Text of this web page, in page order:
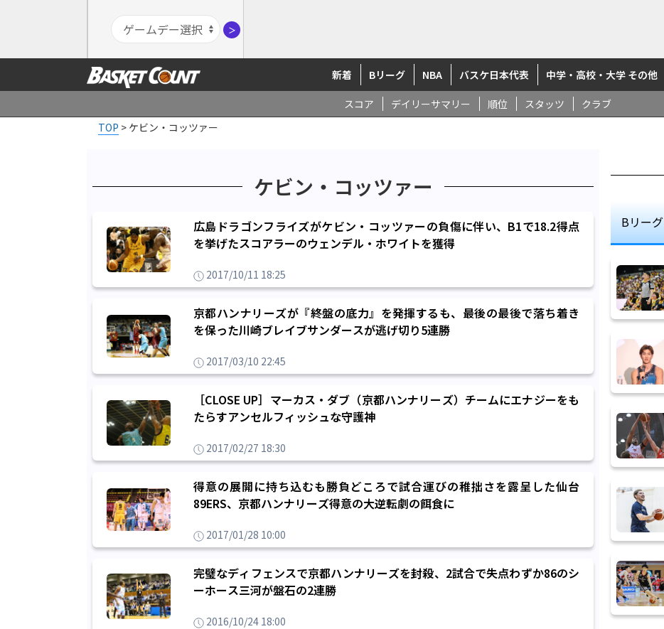
＞
新着 Bリーグ NBA バスケ日本代表 中学・高校・大学 その他
スコア デイリーサマリー 順位 スタッツ
クラブ
TOP > ケビン・コッツァー
ケビン・コッツァー
広島ドラゴンフライズがケビン・コッツァーの負傷に伴い、B1で18.2得点
を挙げたスコアラーのウェンデル・ホワイトを獲得
2017/10/11 18:25
京都ハンナリーズが『終盤の底力』を発揮するも、最後の最後で落ち着き
を保った川崎ブレイブサンダースが逃げ切り5連勝
2017/03/10 22:45
［CLOSE UP］マーカス・ダブ（京都ハンナリーズ）チームにエナジーをも
たらすアンセルフィッシュな守護神
2017/02/27 18:30
得意の展開に持ち込むも勝負どころで試合運びの稚拙さを露呈した仙台
89ERS、京都ハンナリーズ得意の大逆転劇の餌食に
2017/01/28 10:00
完璧なディフェンスで京都ハンナリーズを封殺、2試合で失点わずか86のシ
ーホース三河が盤石の2連勝
2016/10/24 18:00
Bリーグ